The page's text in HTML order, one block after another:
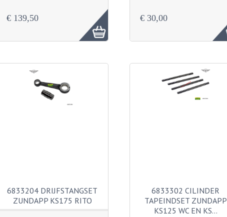
€ 139,50 € 30,00
6833204 DRIJFSTANGSET
ZUNDAPP KS175 RITO
6833302 CILINDER
TAPEINDSET ZUNDAPP
KS125 WC EN KS…